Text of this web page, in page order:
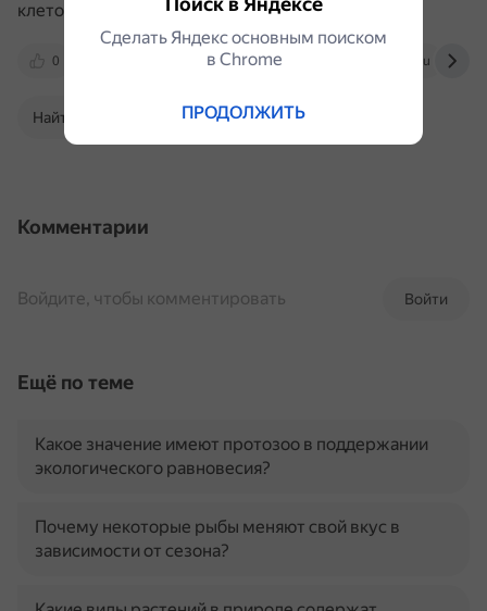
клеток.
0 meduniver.com elearning.volgmed.ru
Найти в Поиске
Комментарии
Войти
Войдите, чтобы комментировать
Ещё по теме
Какое значение имеют протозоо в поддержании
экологического равновесия?
Почему некоторые рыбы меняют свой вкус в
зависимости от сезона?
Сделать Яндекс основным поиском
в Сhrome
ПРОДОЛЖИТЬ